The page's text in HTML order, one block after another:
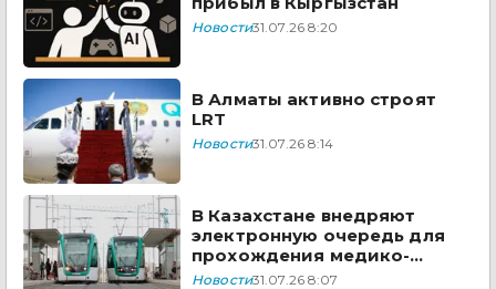
Новости31.07.26 8:20
В Алматы активно строят
LRT
Новости31.07.26 8:14
В Казахстане внедряют
электронную очередь для
прохождения медико-
социальной экспертизы
Новости31.07.26 8:07